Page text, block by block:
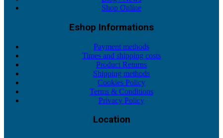
Shop Online
Eshop Informations
Payment methods
Times and shipping costs
Product Returns
Shipping methods
Cookies Policy
Terms & Conditions
Privacy Policy
Location